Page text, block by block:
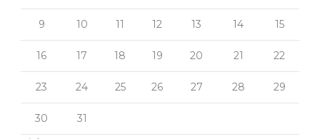
9 10 11 12 13 14 15
16 17 18 19 20 21 22
23 24 25 26 27 28 29
30
31